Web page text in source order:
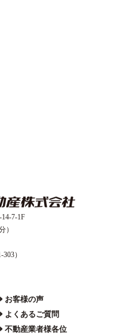
7-1F
）
）
お客様の声
よくあるご質問
不動産業者様各位